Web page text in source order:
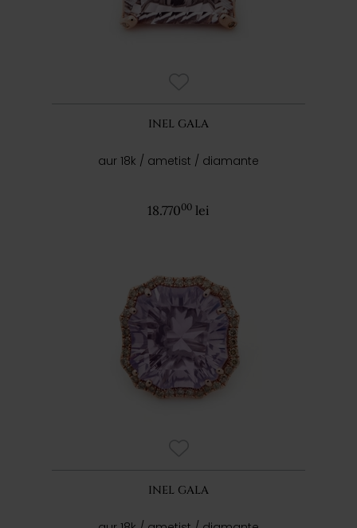
INEL GALA
aur 18k / ametist / diamante
18.77000 lei
INEL GALA